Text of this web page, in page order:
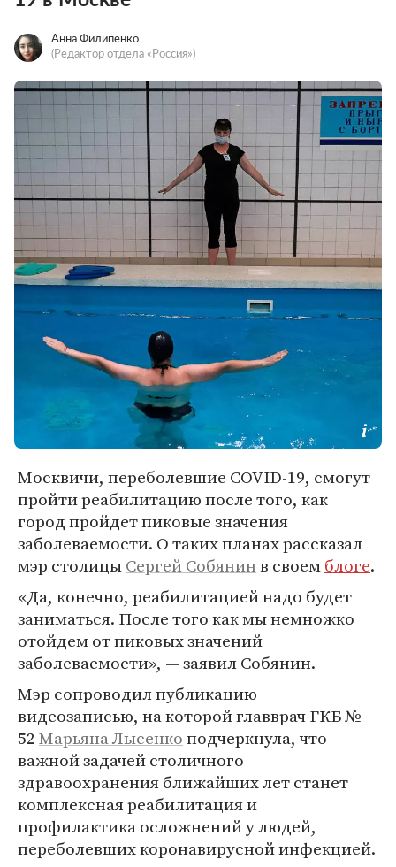
Анна Филипенко
(Редактор отдела «Россия»)
Москвичи, переболевшие COVID-19, смогут
пройти реабилитацию после того, как
город пройдет пиковые значения
заболеваемости. О таких планах рассказал
мэр столицыСергей Собянинв своемблоге.
«Да, конечно, реабилитацией надо будет
заниматься. После того как мы немножко
отойдем от пиковых значений
заболеваемости», — заявил Собянин.
Мэр сопроводил публикацию
видеозаписью, на которой главврач ГКБ №
52Марьяна Лысенкоподчеркнула, что
важной задачей столичного
здравоохранения ближайших лет станет
комплексная реабилитация и
профилактика осложнений у людей,
переболевших коронавирусной инфекцией.